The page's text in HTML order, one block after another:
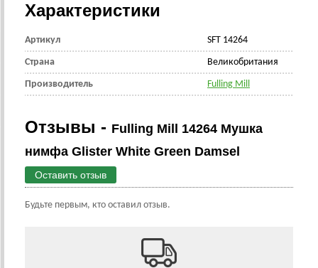
Характеристики
Артикул SFT 14264
Страна Великобритания
Производитель Fulling Mill
Отзывы - Fulling Mill 14264 Мушка
нимфа Glister White Green Damsel
Оставить отзыв
Будьте первым, кто оставил отзыв.